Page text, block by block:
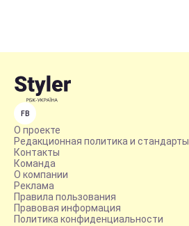
FB
О проекте
Редакционная политика и стандарты
Контакты
Команда
О компании
Реклама
Правила пользования
Правовая информация
Политика конфиденциальности